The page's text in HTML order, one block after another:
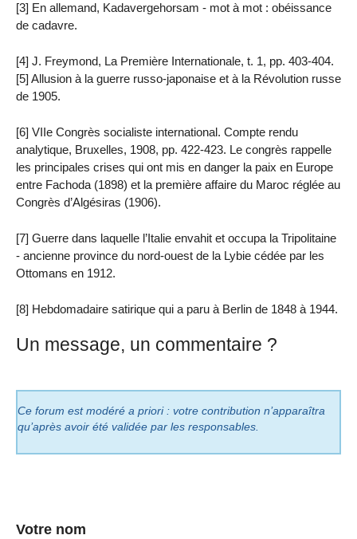
[3] En allemand, Kadavergehorsam - mot à mot : obéissance
de cadavre.
[4] J. Freymond, La Première Internationale, t. 1, pp. 403-404.
[5] Allusion à la guerre russo-japonaise et à la Révolution russe
de 1905.
[6] VIIe Congrès socialiste international. Compte rendu
analytique, Bruxelles, 1908, pp. 422-423. Le congrès rappelle
les principales crises qui ont mis en danger la paix en Europe
entre Fachoda (1898) et la première affaire du Maroc réglée au
Congrès d’Algésiras (1906).
[7] Guerre dans laquelle l’Italie envahit et occupa la Tripolitaine
- ancienne province du nord-ouest de la Lybie cédée par les
Ottomans en 1912.
[8] Hebdomadaire satirique qui a paru à Berlin de 1848 à 1944.
Un message, un commentaire ?
Ce forum est modéré a priori : votre contribution n’apparaîtra
qu’après avoir été validée par les responsables.
Votre nom